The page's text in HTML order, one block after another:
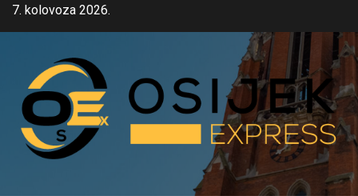
Skip7. kolovoza 2026.